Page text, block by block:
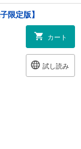
限定版】
カート
試し読み